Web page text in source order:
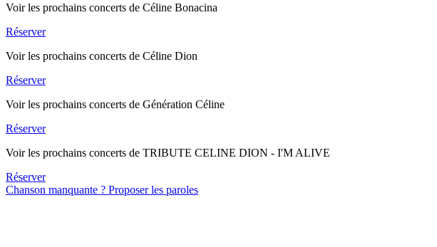
Voir les prochains concerts de Céline Bonacina
Réserver
Voir les prochains concerts de Céline Dion
Réserver
Voir les prochains concerts de Génération Céline
Réserver
Voir les prochains concerts de TRIBUTE CELINE DION - I'M ALIVE
Réserver
Chanson manquante ? Proposer les paroles